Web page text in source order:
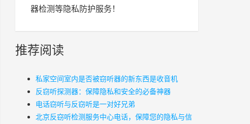
器检测等隐私防护服务！
推荐阅读
私家空间室内是否被窃听器的新东西是收音机
反窃听探测器：保障隐私和安全的必备神器
电话窃听与反窃听是一对好兄弟
北京反窃听检测服务中心电话，保障您的隐私与信